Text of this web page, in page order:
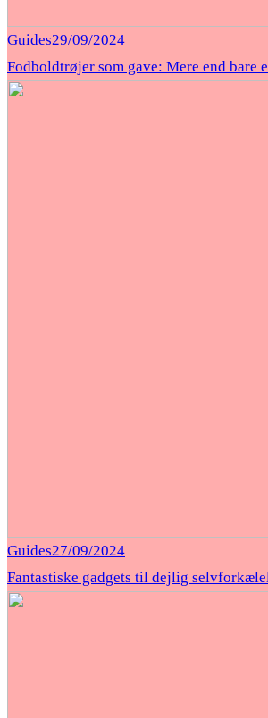
Guides29/09/2024
Fodboldtrøjer som gave: Mere end bare
Guides27/09/2024
Fantastiske gadgets til dejlig